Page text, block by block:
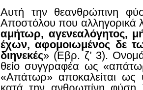
Αυτή την θεανθρώπινη
Αποστόλου που αλληγορικά
αμήτωρ, αγενεαλόγητος,
έχων, αφομοιωμένος δε
διηνεκές» (Εβρ. ζ’ 3).
θείο συγγραφέα ως
«Απάτωρ» αποκαλείται ως